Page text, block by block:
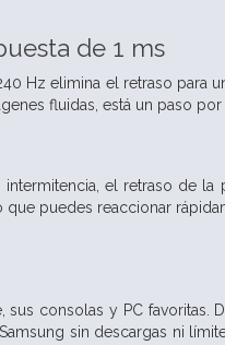
de 1 ms
Hz elimina el retraso para
fluidas, está un paso
el retraso de
puedes reaccionar
consolas y PC favoritas.
sin descargas ni